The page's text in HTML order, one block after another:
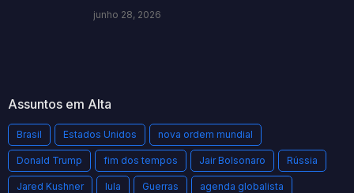
junho 28, 2026
Assuntos em Alta
Brasil Estados Unidos nova ordem mundial
Donald Trump fim dos tempos Jair Bolsonaro Rússia
Jared Kushner lula Guerras agenda globalista